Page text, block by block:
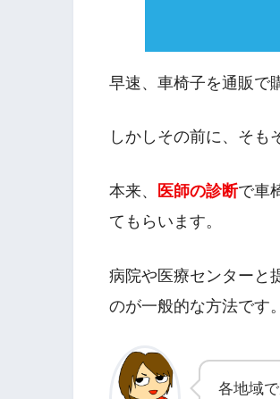
早速、車椅子を通販で
しかしその前に、そも
本来、 医師の診断で車
てもらいます。
病院や医療センターと
のが一般的な方法です。
各地域